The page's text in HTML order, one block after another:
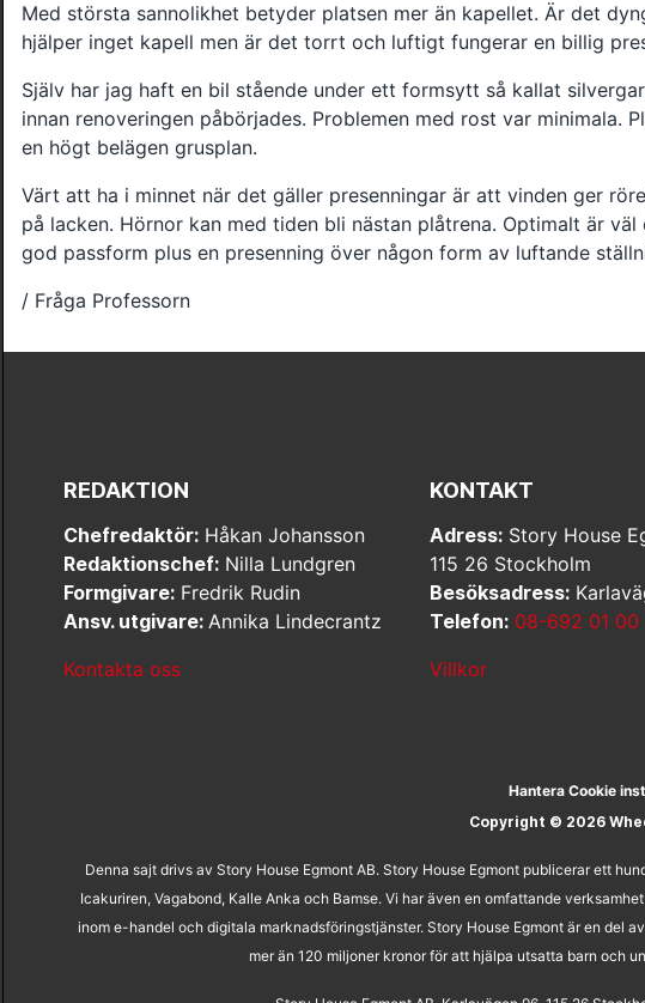
Med största sannolikhet betyder platsen mer än kapellet. Är det
hjälper inget kapell men är det torrt och luftigt fungerar en billig
Själv har jag haft en bil stående under ett formsytt så kallat
innan renoveringen påbörjades. Problemen med rost var minimala.
en högt belägen grusplan.
Värt att ha i minnet när det gäller presenningar är att vinden ger
på lacken. Hörnor kan med tiden bli nästan plåtrena. Optimalt är väl
god passform plus en presenning över någon form av luftande
/ Fråga Professorn
REDAKTION
Chefredaktör: Håkan Johansson
Redaktionschef: Nilla Lundgren
Formgivare: Fredrik Rudin
Ansv. utgivare: Annika Lindecrantz
Kontakta oss
KONTAKT
Adress: Story House
115 26 Stockholm
Besöksadress:
Telefon: 08-692 01 00
Villkor
Hantera Cookie
Copyright © 2026
Denna sajt drivs av Story House Egmont AB. Story House Egmont publicerar ett
Icakuriren, Vagabond, Kalle Anka och Bamse. Vi har även en omfattande
inom e-handel och digitala marknadsföringstjänster. Story House Egmont är en del
mer än 120 miljoner kronor för att hjälpa utsatta barn och